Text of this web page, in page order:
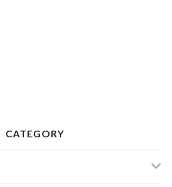
CATEGORY